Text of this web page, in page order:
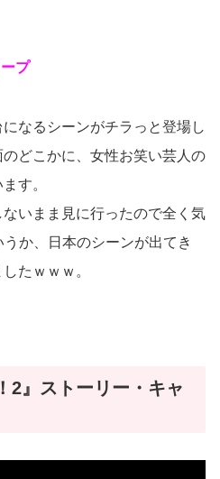
プ
なるシーンがチラっと登場し
どこかに、女性お笑い芸人の
す。
いまま見に行ったので全く気
か、日本のシーンが出てき
たｗｗｗ。
2』ストーリー・キャ